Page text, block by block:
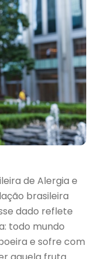
de Alergia e
brasileira
dado reflete
todo mundo
e sofre com